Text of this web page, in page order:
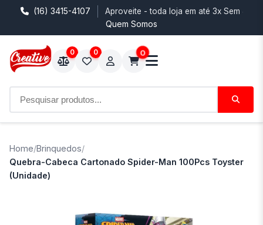
(16) 3415-4107 Aproveite - toda loja em até 3x Sem
Quem Somos
0 0 0
Home/Brinquedos/
Quebra-Cabeca Cartonado Spider-Man 100Pcs Toyster
(Unidade)